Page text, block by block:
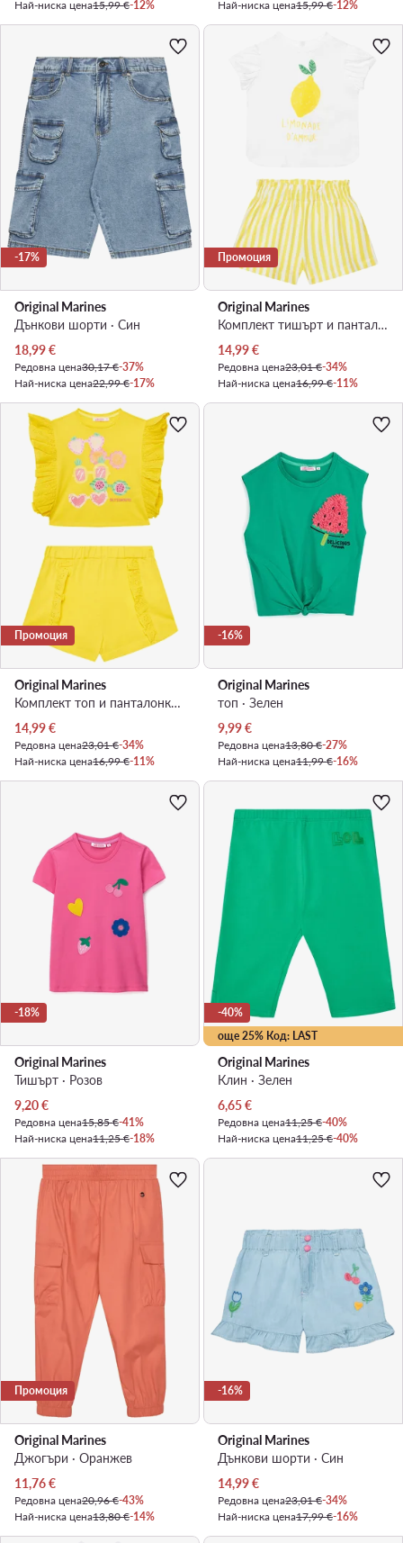
Най-ниска цена15,99 €-12% Най-ниска цена15,99 €-12%
-17%
Original Marines
Дънкови шорти · Син
Актуална цена
18,99€
Редовна цена30,17 €-37%
Най-ниска цена22,99 €-17%
Промоция
Original Marines
Комплект тишърт и панталонки · Жълт
Актуална цена
14,99€
Редовна цена23,01 €-34%
Най-ниска цена16,99 €-11%
Промоция
Original Marines
Комплект топ и панталонки · Жълт
Актуална цена
14,99€
Редовна цена23,01 €-34%
Най-ниска цена16,99 €-11%
-16%
Original Marines
топ · Зелен
Актуална цена
9,99€
Редовна цена13,80 €-27%
Най-ниска цена11,99 €-16%
-18%
Original Marines
Тишърт · Розов
Актуална цена
9,20€
Редовна цена15,85 €-41%
Най-ниска цена11,25 €-18%
още 25% Код: LAST
-40%
Original Marines
Клин · Зелен
Актуална цена
6,65€
Редовна цена11,25 €-40%
Най-ниска цена11,25 €-40%
Промоция
Original Marines
Джогъри · Оранжев
Актуална цена
11,76€
Редовна цена20,96 €-43%
Най-ниска цена13,80 €-14%
-16%
Original Marines
Дънкови шорти · Син
Актуална цена
14,99€
Редовна цена23,01 €-34%
Най-ниска цена17,99 €-16%